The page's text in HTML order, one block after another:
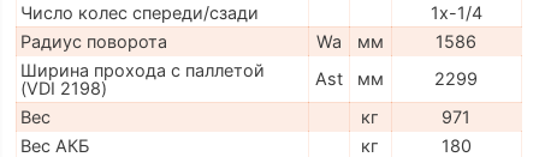
Число колес спереди/сзади
1х-1/4
Радиус поворота
Wa мм
1586
Ширина прохода с паллетой
(VDI 2198)
Ast мм
2299
Вес
кг
971
Вес АКБ
кг 180